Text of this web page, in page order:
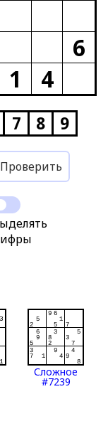
6
1 4
7 8 9
Проверить
Сложное
#7239